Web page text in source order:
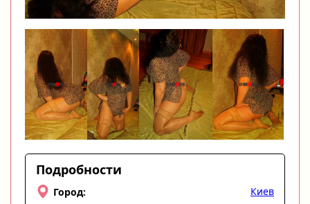
Подробности
Город: Киев